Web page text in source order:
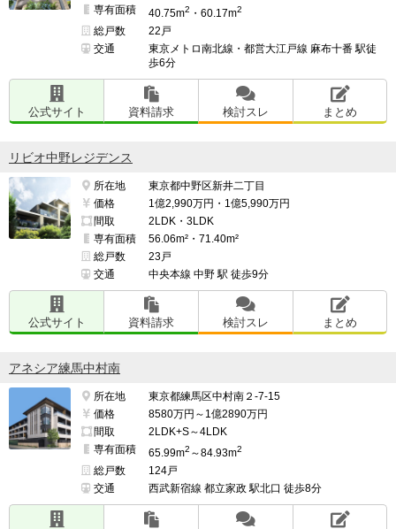
専有面積
40.75m2 ・60.17m2
総戸数
22戸
交通
東京メトロ南北線・都営大江戸線 麻布十番 駅徒
歩6分
公式サイト 資料請求 検討スレ まとめ
リビオ中野レジデンス
所在地
東京都中野区新井二丁目
価格
1億2,990万円・1億5,990万円
間取
2LDK・3LDK
専有面積
56.06m²・71.40m²
総戸数
23戸
交通
中央本線 中野 駅 徒歩9分
公式サイト 資料請求 検討スレ まとめ
アネシア練馬中村南
所在地
東京都練馬区中村南２-7-15
価格
8580万円～1億2890万円
間取
2LDK+S～4LDK
専有面積
65.99m2 ～84.93m2
総戸数
124戸
交通
西武新宿線 都立家政 駅北口 徒歩8分